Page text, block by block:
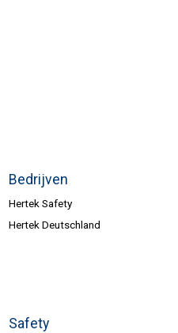
Bedrijven
Hertek Safety
Hertek Deutschland
Safety